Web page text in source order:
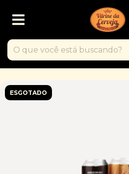
ESGOTADO